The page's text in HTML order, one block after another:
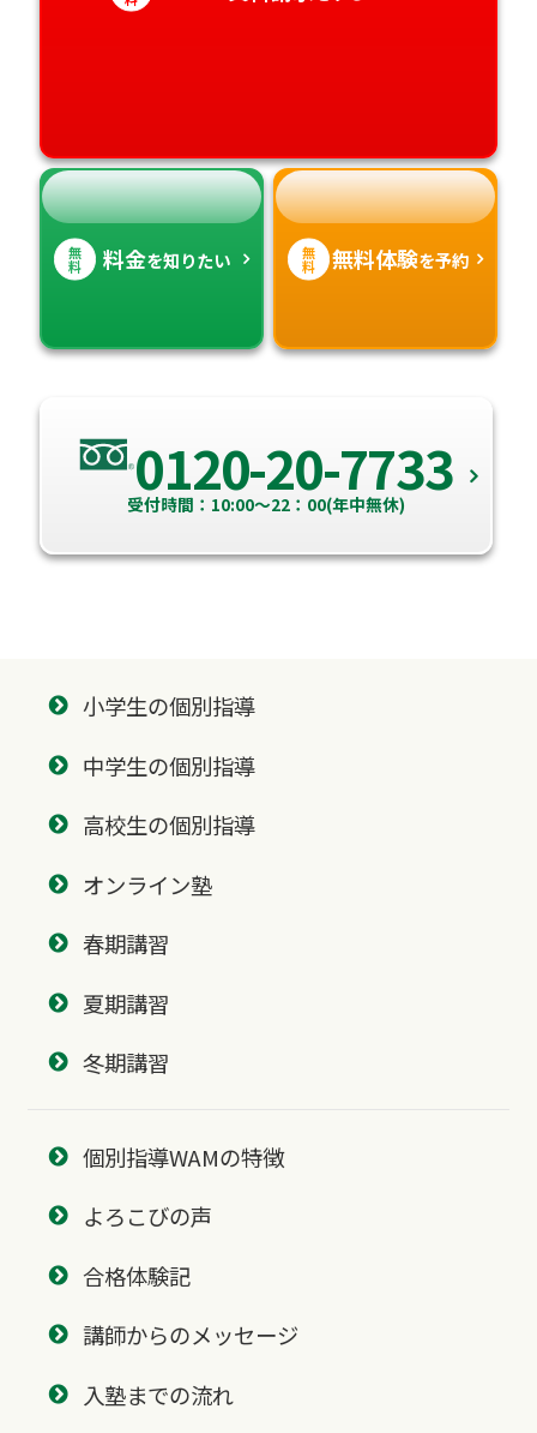
無
料 料金を知りたい 無
料 無料体験を予約
0120-20-7733
受付時間：10:00～22：00(年中無休)
小学生の個別指導
中学生の個別指導
高校生の個別指導
オンライン塾
春期講習
夏期講習
冬期講習
個別指導WAMの特徴
よろこびの声
合格体験記
講師からのメッセージ
入塾までの流れ